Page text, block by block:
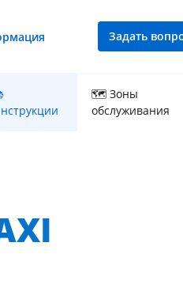
Задать
🗺 Зоны
обслуживания